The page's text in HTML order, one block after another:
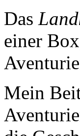
Das
einer
Mein